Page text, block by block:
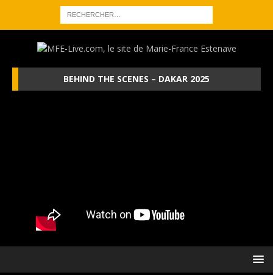
BEHIND THE SCENES – DAKAR 2025